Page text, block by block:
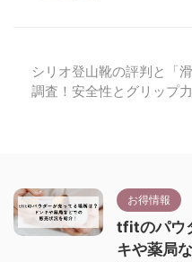
シリオ登山靴の評判と「
調査！安全性とグリップ
お得情報
tfitのパウ
キや薬局